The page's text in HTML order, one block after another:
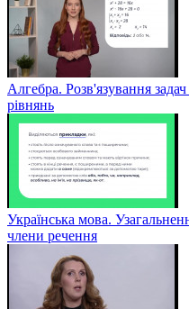
Алгебра. Розв'язування
рівнянь
Українська мова.
члени речення